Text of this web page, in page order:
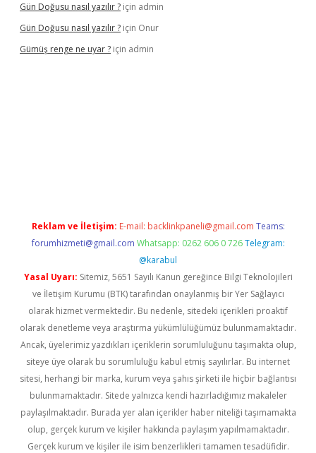
Gün Doğusu nasıl yazılır ? için admin
Gün Doğusu nasıl yazılır ? için Onur
Gümüş renge ne uyar ? için admin
Reklam ve İletişim: E-mail: backlinkpaneli@gmail.com Teams:
forumhizmeti@gmail.com Whatsapp: 0262 606 0 726 Telegram:
@karabul
Yasal Uyarı: Sitemiz, 5651 Sayılı Kanun gereğince Bilgi Teknolojileri
ve İletişim Kurumu (BTK) tarafından onaylanmış bir Yer Sağlayıcı
olarak hizmet vermektedir. Bu nedenle, sitedeki içerikleri proaktif
olarak denetleme veya araştırma yükümlülüğümüz bulunmamaktadır.
Ancak, üyelerimiz yazdıkları içeriklerin sorumluluğunu taşımakta olup,
siteye üye olarak bu sorumluluğu kabul etmiş sayılırlar. Bu internet
sitesi, herhangi bir marka, kurum veya şahıs şirketi ile hiçbir bağlantısı
bulunmamaktadır. Sitede yalnızca kendi hazırladığımız makaleler
paylaşılmaktadır. Burada yer alan içerikler haber niteliği taşımamakta
olup, gerçek kurum ve kişiler hakkında paylaşım yapılmamaktadır.
Gerçek kurum ve kişiler ile isim benzerlikleri tamamen tesadüfidir.